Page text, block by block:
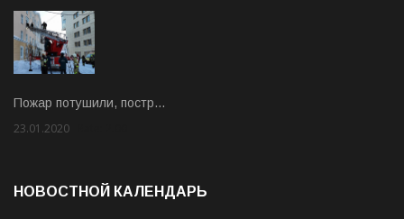
Пожар потушили, постр…
23.01.2020
НОВОСТНОЙ КАЛЕНДАРЬ